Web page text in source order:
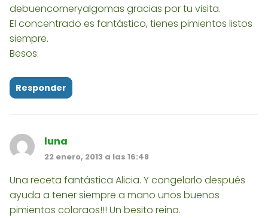
debuencomeryalgomas gracias por tu visita.
El concentrado es fantástico, tienes pimientos listos
siempre.
Besos.
Responder
luna
22 enero, 2013 a las 16:48
Una receta fantástica Alicia. Y congelarlo después
ayuda a tener siempre a mano unos buenos
pimientos coloraos!!! Un besito reina.